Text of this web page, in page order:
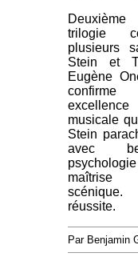
trilogie
plusieurs
Stein et
Eugène
confirme
musicale
Stein
avec
maîtrise
réussite.
Par Benjamin